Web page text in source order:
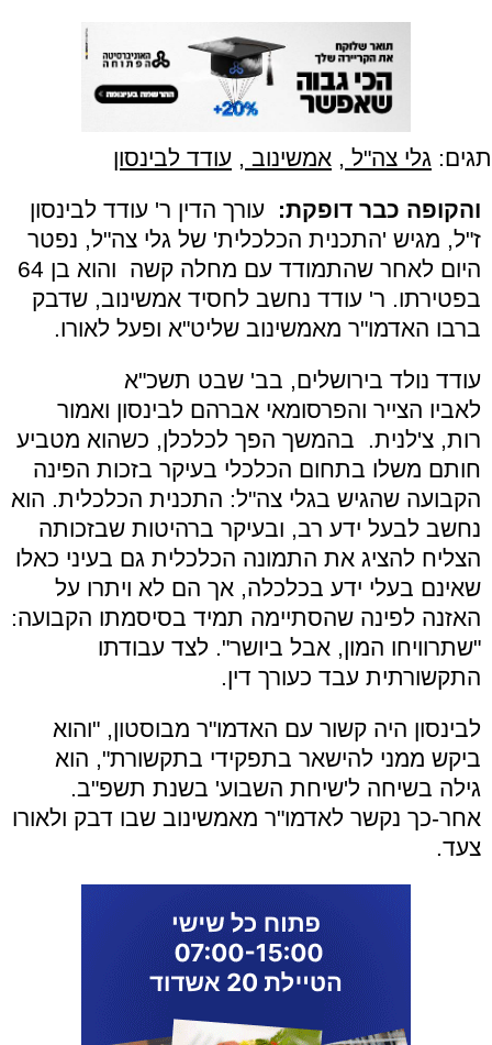
תגים: גלי צה"ל , אמשינוב , עודד לבינסון
והקופה כבר דופקת:
עורך הדין ר' עודד לבינסון
ז"ל, מגיש 'התכנית הכלכלית' של גלי צה"ל, נפטר
היום לאחר שהתמודד עם מחלה קשה והוא בן 64
בפטירתו. ר' עודד נחשב לחסיד אמשינוב, שדבק
ברבו האדמו"ר מאמשינוב שליט"א ופעל לאורו.
עודד נולד בירושלים, בב' שבט תשכ"א
לאביו הצייר והפרסומאי אברהם לבינסון ואמור
רות, צ'לנית. בהמשך הפך לכלכלן, כשהוא מטביע
חותם משלו בתחום הכלכלי בעיקר בזכות הפינה
הקבועה שהגיש בגלי צה"ל: התכנית הכלכלית. הוא
נחשב לבעל ידע רב, ובעיקר ברהיטות שבזכותה
הצליח להציג את התמונה הכלכלית גם בעיני כאלו
שאינם בעלי ידע בכלכלה, אך הם לא ויתרו על
האזנה לפינה שהסתיימה תמיד בסיסמתו הקבועה:
"שתרוויחו המון, אבל ביושר". לצד עבודתו
התקשורתית עבד כעורך דין.
לבינסון היה קשור עם האדמו"ר מבוסטון, "והוא
ביקש ממני להישאר בתפקידי בתקשורת", הוא
גילה בשיחה ל'שיחת השבוע' בשנת תשפ"ב.
אחר-כך נקשר לאדמו"ר מאמשינוב שבו דבק ולאורו
צעד.